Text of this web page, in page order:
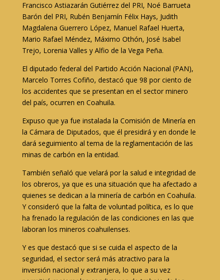
Francisco Astiazarán Gutiérrez del PRI, Noé Barrueta
Barón del PRI, Rubén Benjamín Félix Hays, Judith
Magdalena Guerrero López, Manuel Rafael Huerta,
Mario Rafael Méndez, Máximo Othón, José Isabel
Trejo, Lorenia Valles y Alfio de la Vega Peña.
El diputado federal del Partido Acción Nacional (PAN),
Marcelo Torres Cofiño, destacó que 98 por ciento de
los accidentes que se presentan en el sector minero
del país, ocurren en Coahuila.
Expuso que ya fue instalada la Comisión de Minería en
la Cámara de Diputados, que él presidirá y en donde le
dará seguimiento al tema de la reglamentación de las
minas de carbón en la entidad.
También señaló que velará por la salud e integridad de
los obreros, ya que es una situación que ha afectado a
quienes se dedican a la minería de carbón en Coahuila.
Y consideró que la falta de voluntad política, es lo que
ha frenado la regulación de las condiciones en las que
laboran los mineros coahuilenses.
Y es que destacó que si se cuida el aspecto de la
seguridad, el sector será más atractivo para la
inversión nacional y extranjera, lo que a su vez